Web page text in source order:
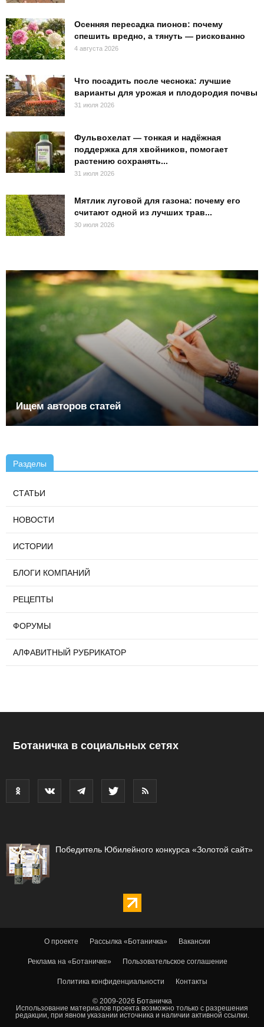
Осенняя пересадка пионов: почему
спешить вредно, а тянуть — рискованно
4 августа 2026
Что посадить после чеснока: лучшие
варианты для урожая и плодородия почвы
31 июля 2026
Фульвохелат — тонкая и надёжная
поддержка для хвойников, помогает
растению сохранять...
31 июля 2026
Мятлик луговой для газона: почему его
считают одной из лучших трав...
30 июля 2026
Ищем авторов статей
Разделы
СТАТЬИ
НОВОСТИ
ИСТОРИИ
БЛОГИ КОМПАНИЙ
РЕЦЕПТЫ
ФОРУМЫ
АЛФАВИТНЫЙ РУБРИКАТОР
Ботаничка в социальных сетях
Победитель Юбилейного конкурса «Золотой сайт»
О проекте Рассылка «Ботаничка» Вакансии
Реклама на «Ботаничке» Пользовательское соглашение
Политика конфиденциальности Контакты
© 2009-2026 Ботаничка
Использование материалов проекта возможно только с разрешения
редакции, при явном указании источника и наличии активной ссылки.